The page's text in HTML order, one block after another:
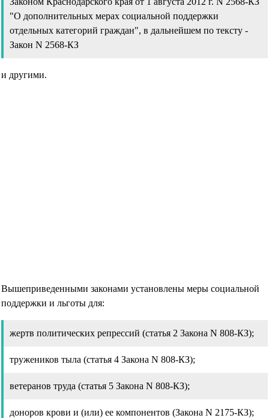
"О дополнительных мерах социальной поддержки
отдельных категорий граждан", в дальнейшем по тексту -
Закон N 2568-КЗ
и другими.
Вышеприведенными законами установлены меры социальной
поддержки и льготы для:
жертв политических репрессий (статья 2 Закона N 808-КЗ);
тружеников тыла (статья 4 Закона N 808-КЗ);
ветеранов труда (статья 5 Закона N 808-КЗ);
доноров крови и (или) ее компонентов (Закона N 2175-КЗ);